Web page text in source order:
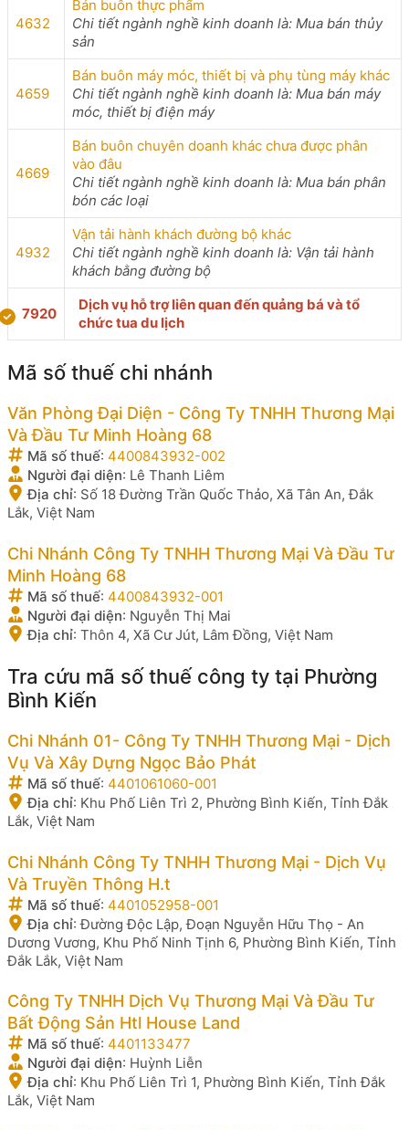
4632
Bán buôn thực phẩm
Chi tiết ngành nghề kinh doanh là: Mua bán thủy
sản
4659
Bán buôn máy móc, thiết bị và phụ tùng máy khác
Chi tiết ngành nghề kinh doanh là: Mua bán máy
móc, thiết bị điện máy
4669
Bán buôn chuyên doanh khác chưa được phân
vào đâu
Chi tiết ngành nghề kinh doanh là: Mua bán phân
bón các loại
4932
Vận tải hành khách đường bộ khác
Chi tiết ngành nghề kinh doanh là: Vận tải hành
khách bằng đường bộ
7920
Dịch vụ hỗ trợ liên quan đến quảng bá và tổ
chức tua du lịch
Mã số thuế chi nhánh
Văn Phòng Đại Diện - Công Ty TNHH Thương Mại
Và Đầu Tư Minh Hoàng 68
Mã số thuế: 4400843932-002
Người đại diện: Lê Thanh Liêm
Địa chỉ: Số 18 Đường Trần Quốc Thảo, Xã Tân An, Đắk
Lắk, Việt Nam
Chi Nhánh Công Ty TNHH Thương Mại Và Đầu Tư
Minh Hoàng 68
Mã số thuế: 4400843932-001
Người đại diện: Nguyễn Thị Mai
Địa chỉ: Thôn 4, Xã Cư Jút, Lâm Đồng, Việt Nam
Tra cứu mã số thuế công ty tại Phường
Bình Kiến
Chi Nhánh 01- Công Ty TNHH Thương Mại - Dịch
Vụ Và Xây Dựng Ngọc Bảo Phát
Mã số thuế: 4401061060-001
Địa chỉ: Khu Phố Liên Trì 2, Phường Bình Kiến, Tỉnh Đắk
Lắk, Việt Nam
Chi Nhánh Công Ty TNHH Thương Mại - Dịch Vụ
Và Truyền Thông H.t
Mã số thuế: 4401052958-001
Địa chỉ:Đường Độc Lập, Đoạn Nguyễn Hữu Thọ - An
Dương Vương, Khu Phố Ninh Tịnh 6, Phường Bình Kiến, Tỉnh
Đắk Lắk, Việt Nam
Công Ty TNHH Dịch Vụ Thương Mại Và Đầu Tư
Bất Động Sản Htl House Land
Mã số thuế: 4401133477
Người đại diện: Huỳnh Liễn
Địa chỉ: Khu Phố Liên Trì 1, Phường Bình Kiến, Tỉnh Đắk
Lắk, Việt Nam